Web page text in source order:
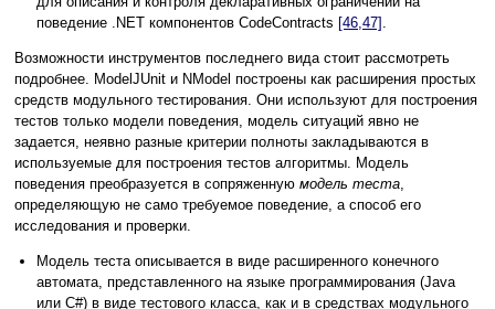
поведение .NET компонентов CodeContracts [46,47] .
Возможности инструментов последнего вида стоит рассмотреть
подробнее. ModelJUnit и NModel построены как расширения простых
средств модульного тестирования. Они используют для построения
тестов только модели поведения, модель ситуаций явно не
задается, неявно разные критерии полноты закладываются в
используемые для построения тестов алгоритмы. Модель
поведения преобразуется в сопряженную модель теста,
определяющую не само требуемое поведение, а способ его
исследования и проверки.
Модель теста описывается в виде расширенного конечного
автомата, представленного на языке программирования (Java
или C#) в виде тестового класса, как и в средствах модульного